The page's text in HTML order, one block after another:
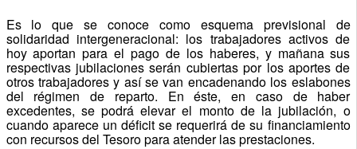
Es lo que se conoce como esquema previsional de
solidaridad intergeneracional: los trabajadores activos de
hoy aportan para el pago de los haberes, y mañana sus
respectivas jubilaciones serán cubiertas por los aportes de
otros trabajadores y así se van encadenando los eslabones
del régimen de reparto. En éste, en caso de haber
excedentes, se podrá elevar el monto de la jubilación, o
cuando aparece un déficit se requerirá de su financiamiento
con recursos del Tesoro para atender las prestaciones.